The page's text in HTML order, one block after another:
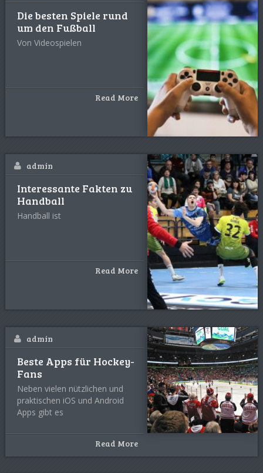
Die besten Spiele rund
um den Fußball
Von Videospielen
Read More
admin
Interessante Fakten zu
Handball
Handball ist
Read More
admin
Beste Apps für Hockey-
Fans
Neben vielen nützlichen und
praktischen iOS und Android
Apps gibt es
Read More